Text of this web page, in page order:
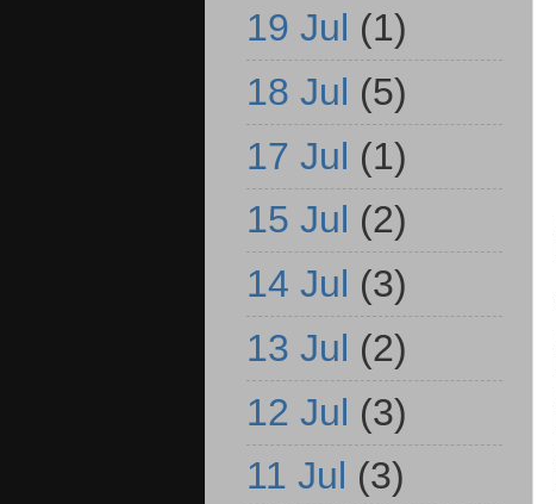
19 Jul (1)
18 Jul (5)
17 Jul (1)
15 Jul (2)
14 Jul (3)
13 Jul (2)
12 Jul (3)
11 Jul (3)